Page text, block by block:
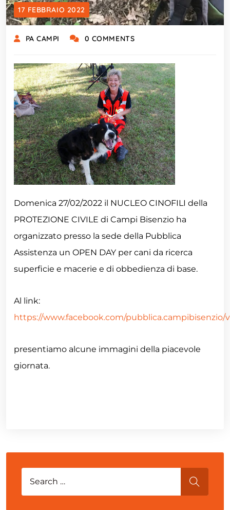
17 FEBBRAIO 2022
PA CAMPI 0 COMMENTS
Domenica 27/02/2022 il NUCLEO CINOFILI della
PROTEZIONE CIVILE di Campi Bisenzio ha
organizzato presso la sede della Pubblica
Assistenza un OPEN DAY per cani da ricerca
superficie e macerie e di obbedienza di base.
Al link:
https://www.facebook.com/pubblica.campibisenzio/
presentiamo alcune immagini della piacevole
giornata.